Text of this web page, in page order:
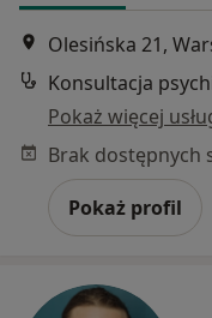
Olesińska 21,
Konsultacja
Pokaż więcej
Pokaż profil